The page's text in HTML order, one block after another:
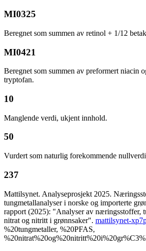
MI0325
Beregnet som summen av retinol + 1/12
MI0421
Beregnet som summen av preformert niacin
tryptofan.
10
Manglende verdi, ukjent innhold.
50
Vurdert som naturlig forekommende
237
Mattilsynet. Analyseprosjekt 2025.
tungmetallanalyser i norske og importerte
rapport (2025): "Analyser av næringsstoffer,
nitrat og nitritt i grønnsaker". mattilsynet-
%20tungmetaller, %20PFAS,